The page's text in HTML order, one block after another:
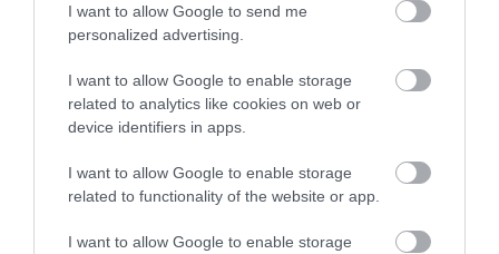
I want to allow Google to send me
personalized advertising.
I want to allow Google to enable storage
related to analytics like cookies on web or
device identifiers in apps.
I want to allow Google to enable storage
related to functionality of the website or app.
I want to allow Google to enable storage
(X)
Félhomály, puha takaró és teljes nyugalom: a hálószobában
tévézni egészen más műfaj, mint a kanapén ülve. Az
okosfunkcióknak köszönhetően a mai készülékek már kiváló
partnerek az esti relaxációban, a…